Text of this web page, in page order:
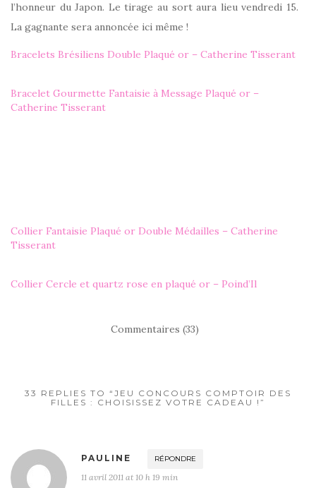
l’honneur du Japon. Le tirage au sort aura lieu vendredi 15.
La gagnante sera annoncée ici même !
Bracelets Brésiliens Double Plaqué or – Catherine Tisserant
Bracelet Gourmette Fantaisie à Message Plaqué or –
Catherine Tisserant
Collier Fantaisie Plaqué or Double Médailles – Catherine
Tisserant
Collier Cercle et quartz rose en plaqué or – Poind’Il
Commentaires (33)
33 REPLIES TO “JEU CONCOURS COMPTOIR DES
FILLES : CHOISISSEZ VOTRE CADEAU !”
PAULINE RÉPONDRE
11 avril 2011 at 10 h 19 min